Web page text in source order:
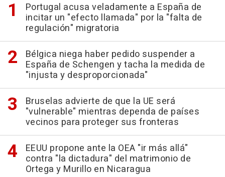
Portugal acusa veladamente a España de
incitar un "efecto llamada" por la "falta de
regulación" migratoria
Bélgica niega haber pedido suspender a
España de Schengen y tacha la medida de
"injusta y desproporcionada"
Bruselas advierte de que la UE será
"vulnerable" mientras dependa de países
vecinos para proteger sus fronteras
EEUU propone ante la OEA "ir más allá"
contra "la dictadura" del matrimonio de
Ortega y Murillo en Nicaragua